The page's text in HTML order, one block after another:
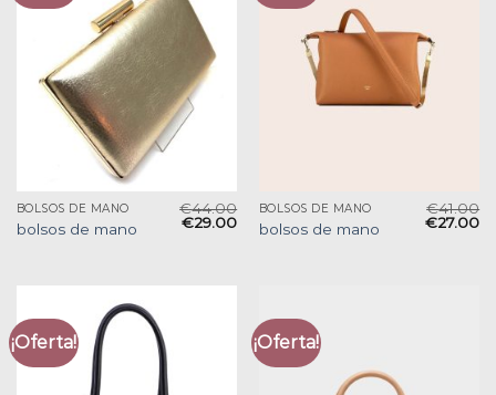
BOLSOS DE MANO
bolsos de mano
€44.00
€29.00
BOLSOS DE MANO
bolsos de mano
€41.00
€27.00
¡Oferta! ¡Oferta!